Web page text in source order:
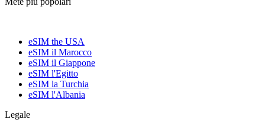
eSIM the USA
eSIM il Marocco
eSIM il Giappone
eSIM l'Egitto
eSIM la Turchia
eSIM l'Albania
Legale